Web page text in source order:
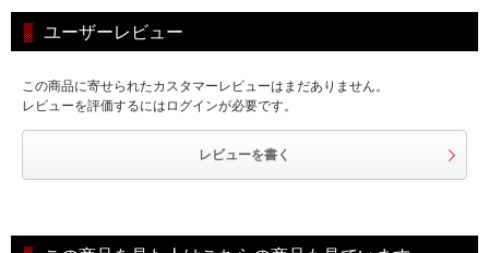
ユーザーレビュー
この商品に寄せられたカスタマーレビューはまだありません。
レビューを評価するにはログインが必要です。
レビューを書く